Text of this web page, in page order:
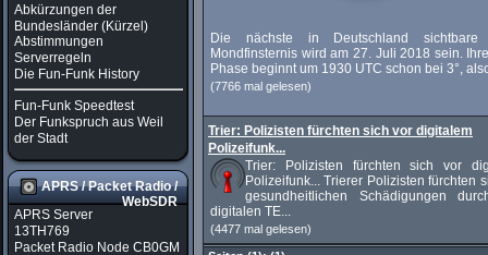
Abkürzungen der
Bundesländer (Kürzel)
Abstimmungen
Serverregeln
Die Fun-Funk History
Fun-Funk Speedtest
Der Funkspruch aus Weil
der Stadt
APRS / Packet Radio /
WebSDR
APRS Server
13TH769
Packet Radio Node CB0GM
Die nächste in Deutschland sichtbare
Mondfinsternis wird am 27. Juli 2018 sein.
Phase beginnt um 1930 UTC schon bei 3°,
(7766 mal gelesen)
Trier: Polizisten fürchten sich vor digitalem
Polizeifunk...
Trier: Polizisten fürchten sich vor
Polizeifunk... Trierer Polizisten fürchten
gesundheitlichen Schädigungen
digitalen TE...
(4477 mal gelesen)